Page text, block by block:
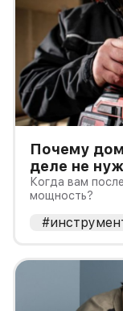
Почему
деле не
Когда вам
мощность?